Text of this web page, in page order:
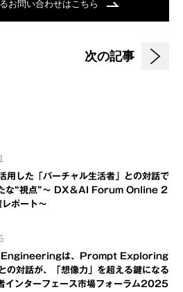
お問い合わせはこちら
次の記事
用した「バーチャル生活者」との対話で
な“視点”～ DX＆AI Forum Online 2
ポート～
は、Prompt Exploring
対話が、「想像力」を超える鍵になる
インターフェース市場フォーラム2025